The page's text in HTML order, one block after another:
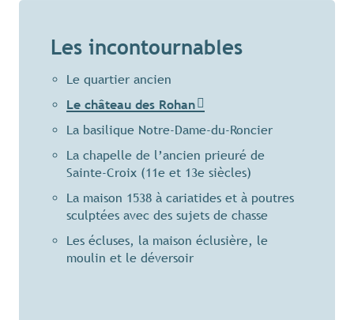
Les incontournables
Le quartier ancien
Le château des Rohan
La basilique Notre-Dame-du-Roncier
La chapelle de l’ancien prieuré de
Sainte-Croix (11e et 13e siècles)
La maison 1538 à cariatides et à poutres
sculptées avec des sujets de chasse
Les écluses, la maison éclusière, le
moulin et le déversoir